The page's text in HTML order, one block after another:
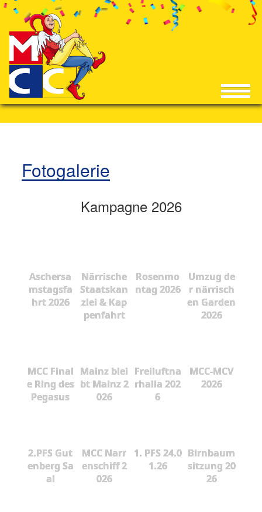
Fotogalerie
Kampagne 2026
Aschersa
mstagsfa
hrt 2026
Närrische
Staatskan
zlei & Kap
penfahrt
Rosenmo
ntag 2026
Umzug de
r närrisch
en Garden
2026
MCC Final
e Ring des
Pegasus
Mainz blei
bt Mainz 2
026
Freiluftna
rhalla 202
6
MCC-MCV
2026
2.PFS Gut
enberg Sa
al
MCC Narr
enschiff 2
026
1. PFS 24.0
1.26
Birnbaum
sitzung 20
26